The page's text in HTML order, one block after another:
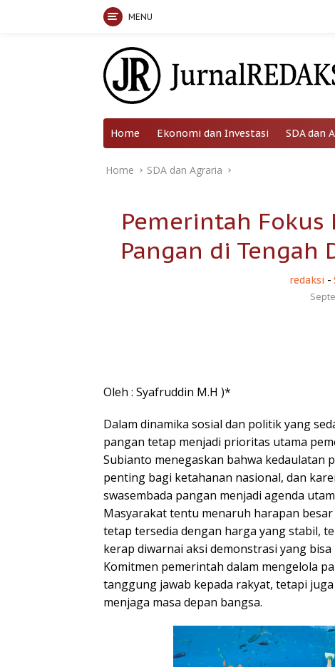
MENU
Home Ekonomi dan Investasi SDA dan
Home SDA dan Agraria
Pemerintah Fokus
Pangan di Tengah
redaksi -
Oleh : Syafruddin M.H )*
Dalam dinamika sosial dan politik yang
pangan tetap menjadi prioritas utama
Subianto menegaskan bahwa kedaulatan
penting bagi ketahanan nasional, dan
swasembada pangan menjadi agenda
Masyarakat tentu menaruh harapan
tetap tersedia dengan harga yang stabil,
kerap diwarnai aksi demonstrasi yang
Komitmen pemerintah dalam mengelola
tanggung jawab kepada rakyat, tetapi
menjaga masa depan bangsa.